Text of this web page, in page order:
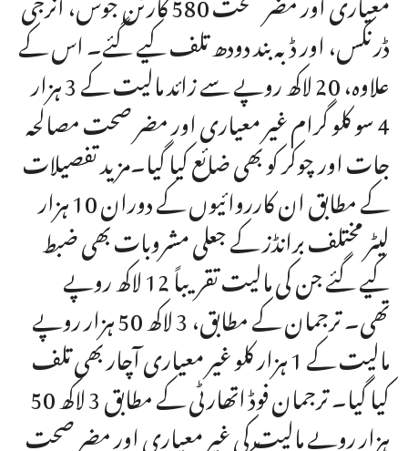
ڈرنکس، اور ڈبہ بند دودھ تلف کیے گئے۔ اس کے
علاوہ، 20 لاکھ روپے سے زائد مالیت کے 3 ہزار
4 سو کلو گرام غیر معیاری اور مضر صحت مصالحہ
جات اور چوکر کو بھی ضائع کیا گیا۔مزید تفصیلات
کے مطابق ان کارروائیوں کے دوران 10 ہزار
لیٹر مختلف برانڈز کے جعلی مشروبات بھی ضبط
کیے گئے جن کی مالیت تقریباً 12 لاکھ روپے
تھی۔ ترجمان کے مطابق، 3 لاکھ 50 ہزار روپے
مالیت کے 1 ہزار کلو غیر معیاری آچار بھی تلف
کیا گیا۔ ترجمان فوڈ اتھارٹی کے مطابق 3 لاکھ 50
ہزار روپے مالیت کی غیر معیاری اور مضر صحت